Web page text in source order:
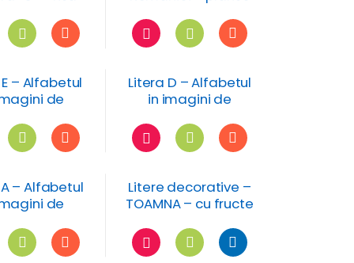
– Alfabetul
de
Litera D – Alfabetul
in imagini de
– Alfabetul
de
Litere decorative –
TOAMNA – cu fructe